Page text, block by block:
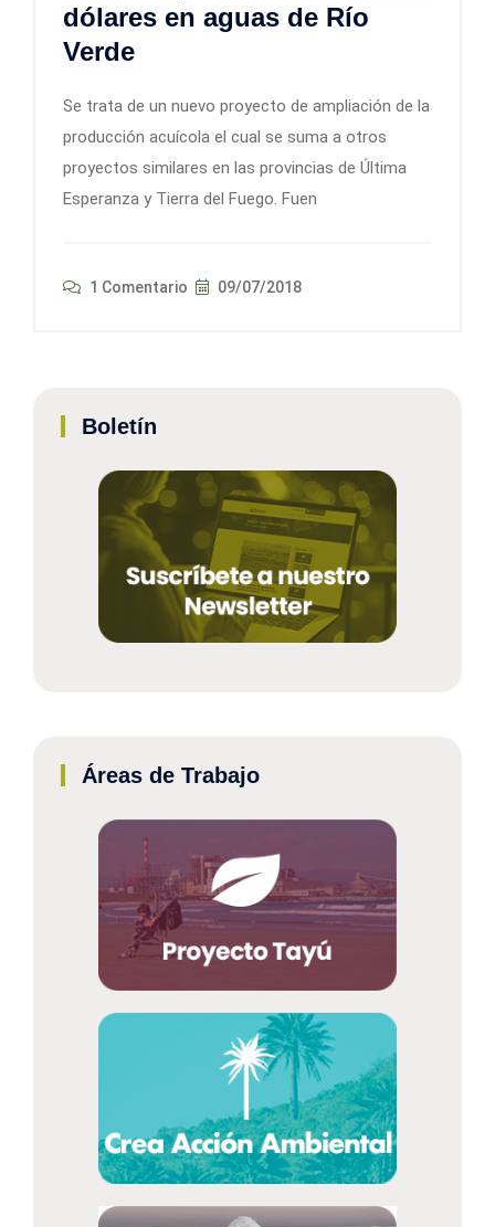
dólares en aguas de Río
Verde
Se trata de un nuevo proyecto de ampliación de la
producción acuícola el cual se suma a otros
proyectos similares en las provincias de Última
Esperanza y Tierra del Fuego. Fuen
1 Comentario 09/07/2018
Boletín
Áreas de Trabajo